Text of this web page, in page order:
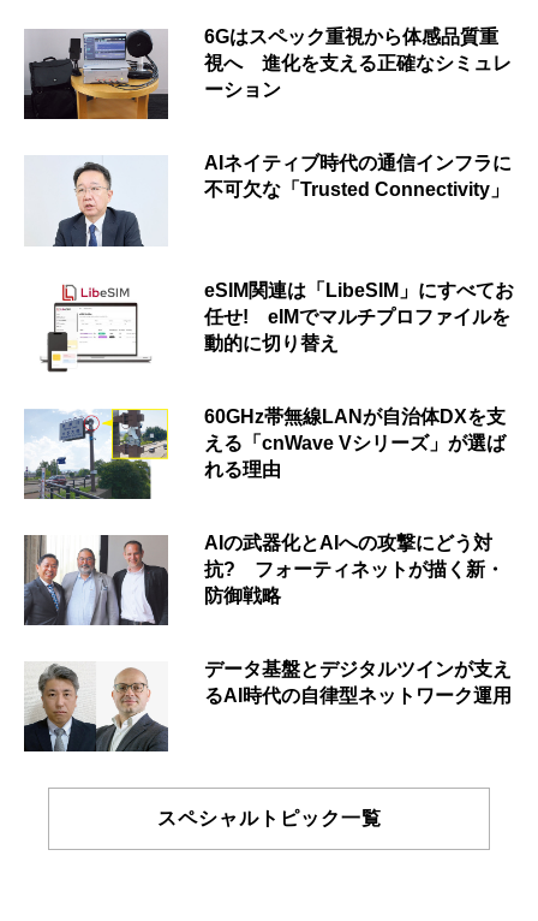
6Gはスペック重視から体感品質重
視へ 進化を支える正確なシミュレ
ーション
AIネイティブ時代の通信インフラに
不可欠な「Trusted Connectivity」
eSIM関連は「LibeSIM」にすべてお
任せ! eIMでマルチプロファイルを
動的に切り替え
60GHz帯無線LANが自治体DXを支
える「cnWave Vシリーズ」が選ば
れる理由
AIの武器化とAIへの攻撃にどう対
抗? フォーティネットが描く新・
防御戦略
データ基盤とデジタルツインが支え
るAI時代の自律型ネットワーク運用
スペシャルトピック一覧